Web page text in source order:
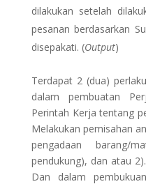
dilakukan setelah
pesanan berdasarkan
disepakati. (Output)
Terdapat 2 (dua)
dalam pembuatan
Perintah Kerja tentang
Melakukan pemisahan
pengadaan barang/
pendukung), dan atau
Dan dalam